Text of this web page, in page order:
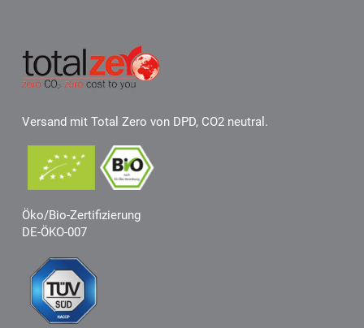
Versand mit Total Zero von DPD, CO2 neutral.
Öko/Bio-Zertifizierung
DE-ÖKO-007